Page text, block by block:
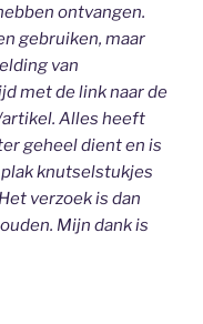
ontvangen.
gebruiken, maar
van
met de link naar de
Alles heeft
geheel dient en is
knutselstukjes
verzoek is dan
Mijn dank is